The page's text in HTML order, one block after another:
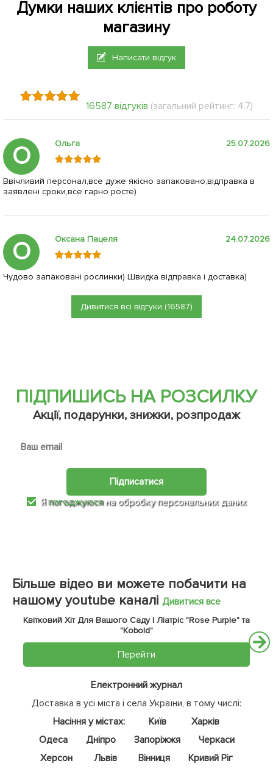
Думки наших клієнтів про роботу
магазину
Написати відгук
16587 відгуків (загальний рейтинг: 4.7)
О Ольга 25.07.2026
Ввічливий персонал,все дуже якісно запаковано,відправка в
заявлені сроки,все гарно росте)
О Оксана Пацеля 24.07.2026
Чудово запаковані рослинки) Швидка відправка і доставка)
Дивитися всі відгуки (16587)
ПІДПИШИСЬ НА РОЗСИЛКУ
Акції, подарунки, знижки, розпродаж
Підписатися
Япогоджуюся на обробку персональних даних
Більше відео ви можете побачити на
нашому youtube каналі Дивитися все
Квітковий Хіт Для Вашого Саду | Ліатріс "Rose Purple" та
"Kobold"
Перейти
Електронний журнал
Доставка в усі міста і села України, в тому числі:
Насіння у містах:
Київ
Харків
Одеса
Дніпро Запоріжжя
Черкаси
Херсон
Львів Вінниця
Кривий Ріг